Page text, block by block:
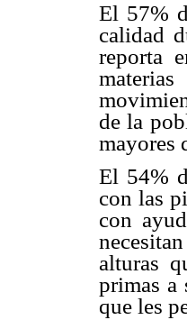
El 57%
calidad
reporta
de la
mayores
El 54%
con las
con
alturas
primas a
que les